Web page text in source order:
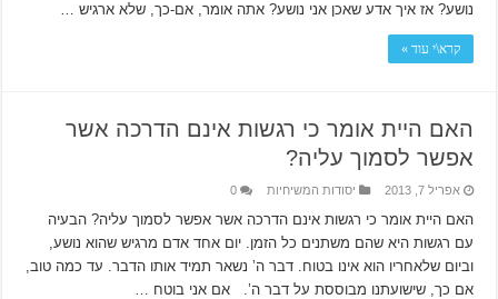
נושע? אז איך אדע שאכן אני נושע? אתה אומר, אם-כך, שלא ארגיש …
קרא\י עוד »
האם היית אומר כי רגשות אינם הדרכה אשר
אפשר לסמוך עליה?
אפריל 7, 2013 יסודות המשיחיות 0
האם היית אומר כי רגשות אינם הדרכה אשר אפשר לסמוך עליה? הבעיה
עם רגשות היא שהם משתנים כל הזמן. יום אחד אדם מרגיש שהוא נושע,
וביום שלאחריו הוא אינו בטוח. דבר ה’ נשאר תמיד אותו הדבר. עד כמה טוב,
אם כך, שישועתנו מבוססת על דבר ה’. אם אני בוטח …